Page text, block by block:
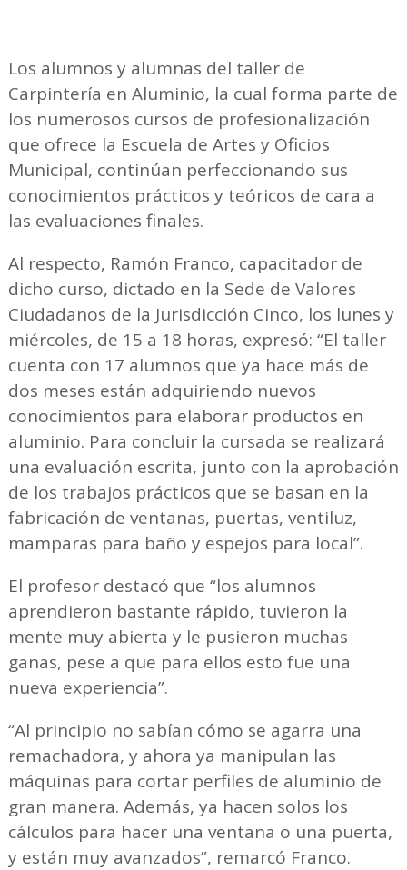
Los alumnos y alumnas del taller de
Carpintería en Aluminio, la cual forma parte de
los numerosos cursos de profesionalización
que ofrece la Escuela de Artes y Oficios
Municipal, continúan perfeccionando sus
conocimientos prácticos y teóricos de cara a
las evaluaciones finales.
Al respecto, Ramón Franco, capacitador de
dicho curso, dictado en la Sede de Valores
Ciudadanos de la Jurisdicción Cinco, los lunes y
miércoles, de 15 a 18 horas, expresó: “El taller
cuenta con 17 alumnos que ya hace más de
dos meses están adquiriendo nuevos
conocimientos para elaborar productos en
aluminio. Para concluir la cursada se realizará
una evaluación escrita, junto con la aprobación
de los trabajos prácticos que se basan en la
fabricación de ventanas, puertas, ventiluz,
mamparas para baño y espejos para local”.
El profesor destacó que “los alumnos
aprendieron bastante rápido, tuvieron la
mente muy abierta y le pusieron muchas
ganas, pese a que para ellos esto fue una
nueva experiencia”.
“Al principio no sabían cómo se agarra una
remachadora, y ahora ya manipulan las
máquinas para cortar perfiles de aluminio de
gran manera. Además, ya hacen solos los
cálculos para hacer una ventana o una puerta,
y están muy avanzados”, remarcó Franco.